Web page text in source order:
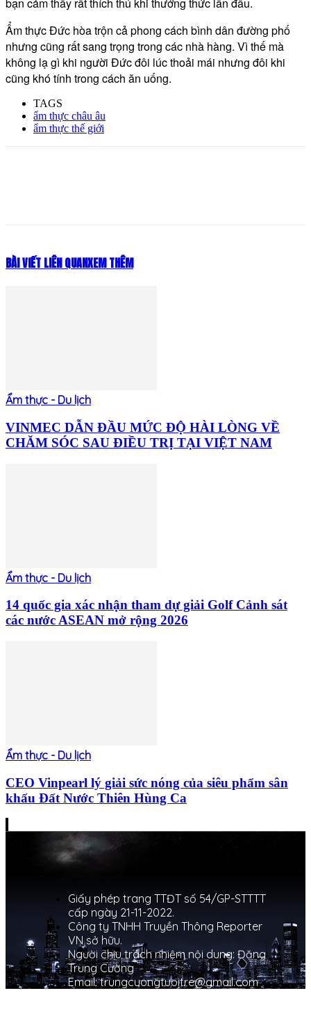
Ẩm thực Đức hòa trộn cả phong cách bình dân đường phố
nhưng cũng rất sang trọng trong các nhà hàng. Vì thế mà
không lạ gì khi người Đức đôi lúc thoải mái nhưng đôi khi
cũng khó tính trong cách ăn uống.
TAGS
ẩm thực châu âu
ẩm thực thế giới
BÀI VIẾT LIÊN QUANXEM THÊM
Ẩm thực - Du lịch
VINMEC DẪN ĐẦU MỨC ĐỘ HÀI LÒNG VỀ
CHĂM SÓC SAU ĐIỀU TRỊ TẠI VIỆT NAM
Ẩm thực - Du lịch
14 quốc gia xác nhận tham dự giải Golf Cảnh sát
các nước ASEAN mở rộng 2026
Ẩm thực - Du lịch
CEO Vinpearl lý giải sức nóng của siêu phẩm sân
khấu Đất Nước Thiên Hùng Ca
Giấy phép trang TTĐT số 54/GP-STTTT
cấp ngày 21-11-2022.
Công ty TNHH Truyền Thông Reporter
VN sở hữu.
Người chịu trách nhiệm nội dung: Đặng
Trung Cường
Email: trungcuongtuoitre@gmail.com